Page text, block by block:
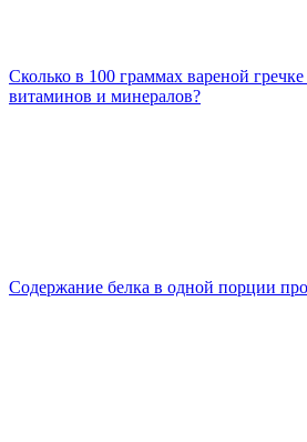
Сколько в 100 граммах вареной гречке
витаминов и минералов?
Содержание белка в одной порции